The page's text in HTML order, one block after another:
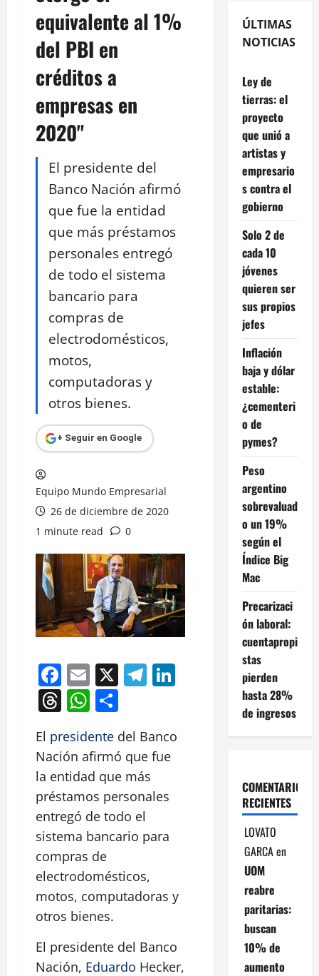
equivalente al 1%
del PBI en
créditos a
empresas en
2020"
El presidente del
Banco Nación afirmó
que fue la entidad
que más préstamos
personales entregó
de todo el sistema
bancario para
compras de
electrodomésticos,
motos,
computadoras y
otros bienes.
+ Seguir en Google
Equipo Mundo Empresarial
26 de diciembre de 2020
1 minute read
0
Facebook
Email
X Telegram
LinkedIn
Threads
WhatsApp
El presidente del Banco
Nación afirmó que fue
la entidad que más
préstamos personales
entregó de todo el
sistema bancario para
compras de
electrodomésticos,
motos, computadoras y
otros bienes.
El presidente del Banco
Nación, Eduardo Hecker,
ÚLTIMAS
NOTICIAS
Ley de
tierras: el
proyecto
que unió a
artistas y
empresario
s contra el
gobierno
Solo 2 de
cada 10
jóvenes
quieren ser
sus propios
jefes
Inflación
baja y dólar
estable:
¿cementeri
o de
pymes?
Peso
argentino
sobrevaluad
o un 19%
según el
Índice Big
Mac
Precarizaci
ón laboral:
cuentapropi
stas
pierden
hasta 28%
de ingresos
COMENTARIOS
RECIENTES
LOVATO
GARCAen
UOM
reabre
paritarias:
buscan
10% de
aumento